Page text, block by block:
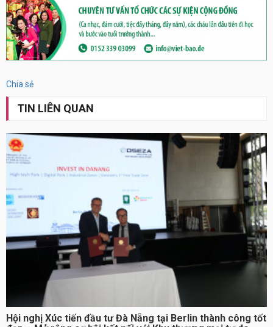
Chia sẻ
TIN LIÊN QUAN
Hội nghị Xúc tiến đầu tư Đà Nẵng tại Berlin thành công tốt